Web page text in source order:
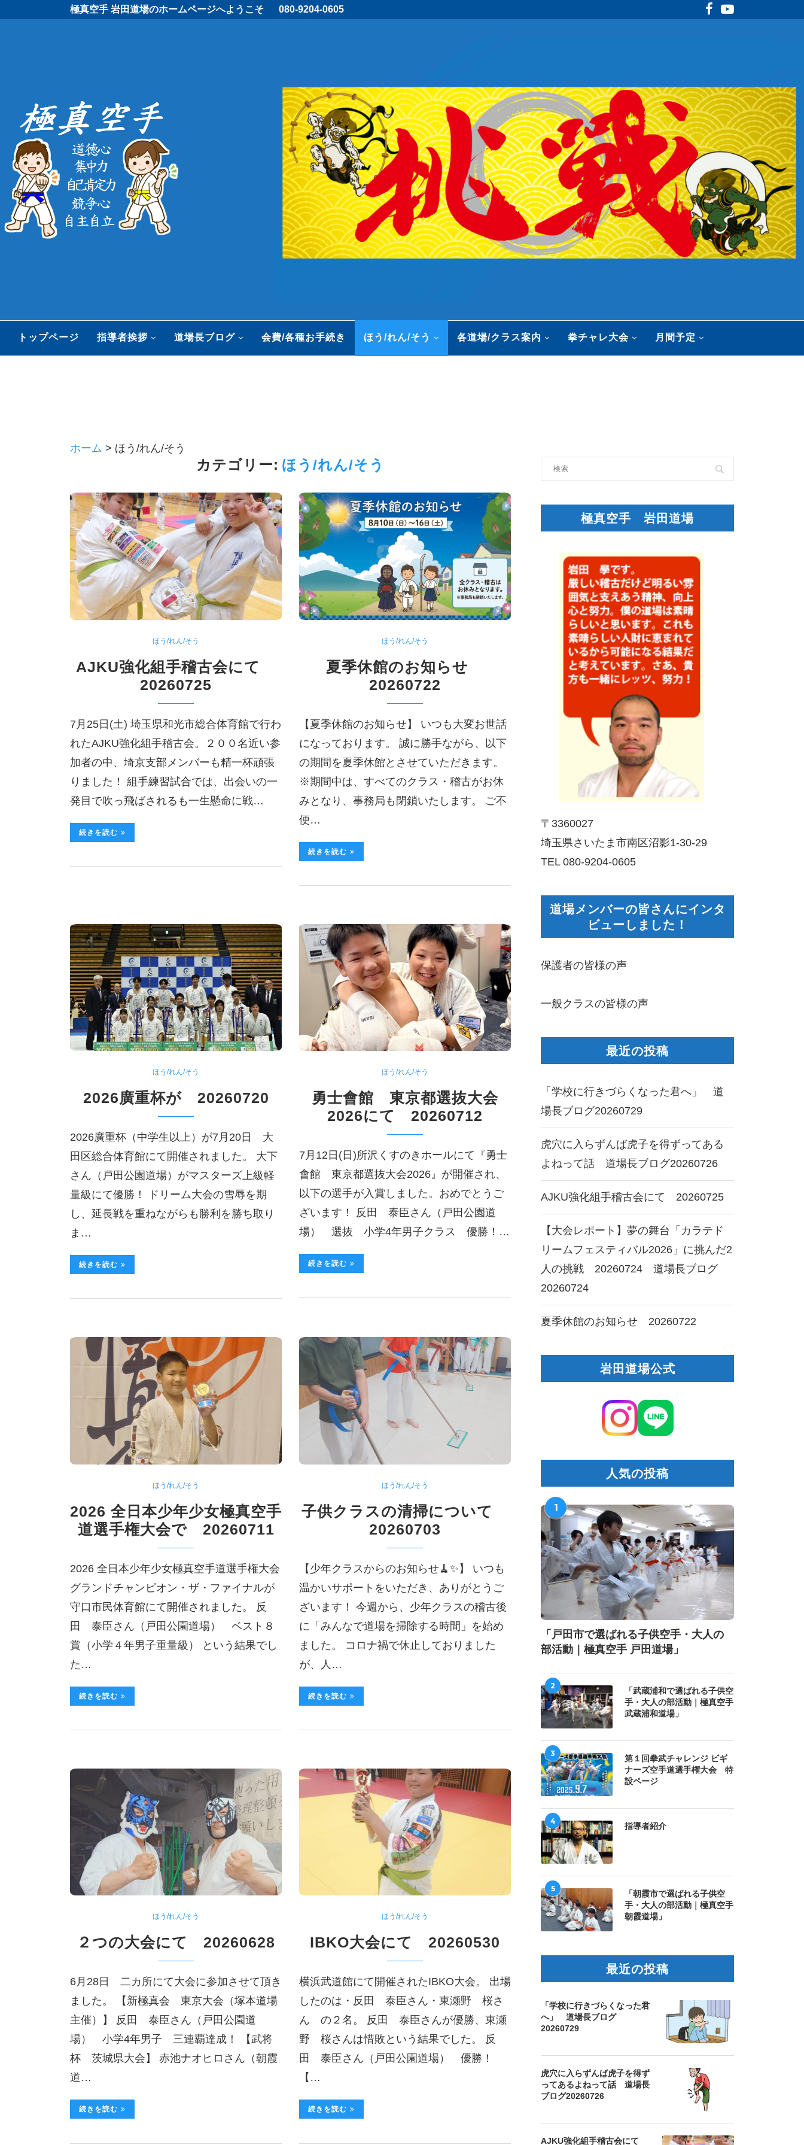
極真空手 岩田道場のホームページへようこそ 080-9204-0605
トップページ 指導者挨拶 道場長ブログ 会費/各種お手続き ほう/れん/そう 各道場/クラス案内 拳チャレ大会 月間予定
ホーム > ほう/れん/そう
カテゴリー: ほう/れん/そう
ほう/れん/そう
AJKU強化組手稽古会にて
20260725
7月25日(土) 埼玉県和光市総合体育館で行わ
れたAJKU強化組手稽古会。２００名近い参
加者の中、埼京支部メンバーも精一杯頑張
りました！ 組手練習試合では、出会いの一
発目で吹っ飛ばされるも一生懸命に戦…
続きを読む
ほう/れん/そう
夏季休館のお知らせ
20260722
【夏季休館のお知らせ】 いつも大変お世話
になっております。 誠に勝手ながら、以下
の期間を夏季休館とさせていただきます。
※期間中は、すべてのクラス・稽古がお休
みとなり、事務局も閉鎖いたします。 ご不
便…
続きを読む
ほう/れん/そう
2026廣重杯が 20260720
2026廣重杯（中学生以上）が7月20日 大
田区総合体育館にて開催されました。 大下
さん（戸田公園道場）がマスターズ上級軽
量級にて優勝！ ドリーム大会の雪辱を期
し、延長戦を重ねながらも勝利を勝ち取り
ま…
続きを読む
ほう/れん/そう
勇士會館 東京都選抜大会
2026にて 20260712
7月12日(日)所沢くすのきホールにて『勇士
會館 東京都選抜大会2026』が開催され、
以下の選手が入賞しました。おめでとうご
ざいます！ 反田 泰臣さん（戸田公園道
場） 選抜 小学4年男子クラス 優勝！…
続きを読む
ほう/れん/そう
2026 全日本少年少女極真空手
道選手権大会で 20260711
2026 全日本少年少女極真空手道選手権大会
グランドチャンピオン・ザ・ファイナルが
守口市民体育館にて開催されました。 反
田 泰臣さん（戸田公園道場） ベスト８
賞（小学４年男子重量級） という結果でし
た…
続きを読む
ほう/れん/そう
子供クラスの清掃について
20260703
【少年クラスからのお知らせ🧹✨】 いつも
温かいサポートをいただき、ありがとうご
ざいます！ 今週から、少年クラスの稽古後
に「みんなで道場を掃除する時間」を始め
ました。 コロナ禍で休止しておりました
が、人…
続きを読む
ほう/れん/そう
２つの大会にて 20260628
6月28日 二カ所にて大会に参加させて頂き
ました。 【新極真会 東京大会（塚本道場
主催）】 反田 泰臣さん（戸田公園道
場） 小学4年男子 三連覇達成！ 【武将
杯 茨城県大会】 赤池ナオヒロさん（朝霞
道…
続きを読む
ほう/れん/そう
IBKO大会にて 20260530
横浜武道館にて開催されたIBKO大会。 出場
したのは・反田 泰臣さん・東瀬野 桜さ
ん の２名。 反田 泰臣さんが優勝、東瀬
野 桜さんは惜敗という結果でした。 反
田 泰臣さん（戸田公園道場） 優勝！
【…
続きを読む
極真空手 岩田道場
〒3360027
埼玉県さいたま市南区沼影1-30-29
TEL 080-9204-0605
道場メンバーの皆さんにインタ
ビューしました！
保護者の皆様の声
一般クラスの皆様の声
最近の投稿
「学校に行きづらくなった君へ」 道
場長ブログ20260729
虎穴に入らずんば虎子を得ずってある
よねって話 道場長ブログ20260726
AJKU強化組手稽古会にて 20260725
【大会レポート】夢の舞台「カラテド
リームフェスティバル2026」に挑んだ2
人の挑戦 20260724 道場長ブログ
20260724
夏季休館のお知らせ 20260722
岩田道場公式
人気の投稿
1
「戸田市で選ばれる子供空手・大人の
部活動｜極真空手 戸田道場」
2
「武蔵浦和で選ばれる子供空
手・大人の部活動｜極真空手
武蔵浦和道場」
3
第１回拳武チャレンジ ビギ
ナーズ空手道選手権大会 特
設ページ
4
指導者紹介
5
「朝霞市で選ばれる子供空
手・大人の部活動｜極真空手
朝霞道場」
最近の投稿
「学校に行きづらくなった君
へ」 道場長ブログ
20260729
虎穴に入らずんば虎子を得ず
ってあるよねって話 道場長
ブログ20260726
AJKU強化組手稽古会にて